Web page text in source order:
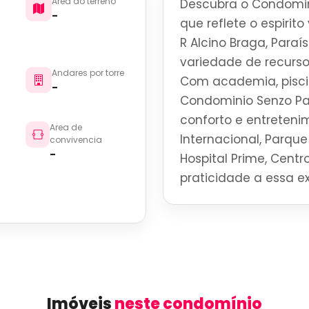
-
Andares por torre
-
Area de
convivencia
-
Descubra o
que reflete o espirito
R Alcino Braga,
variedade de
Com academia,
Condominio Senzo
conforto e
Internacional,
Hospital Prime,
praticidade a essa
Imóveisneste condomínio